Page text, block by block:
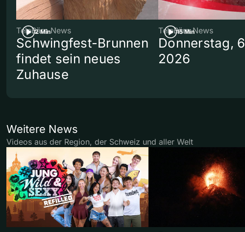
2 Min
TeleBärn News
Schwingfest-Brunnen
findet sein neues
Zuhause
15 Min
TeleBärn News
Donnerstag,
2026
Weitere News
Videos aus der Region, der Schweiz und aller Welt